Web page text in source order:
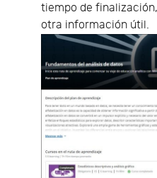
tiempo de
otra información útil.